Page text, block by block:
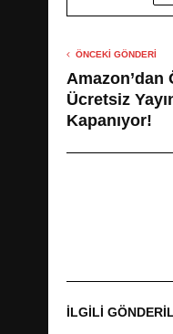
ÖNCEKI GÖNDERI
Amazon’dan
Ücretsiz
Kapanıyor!
İLGILI